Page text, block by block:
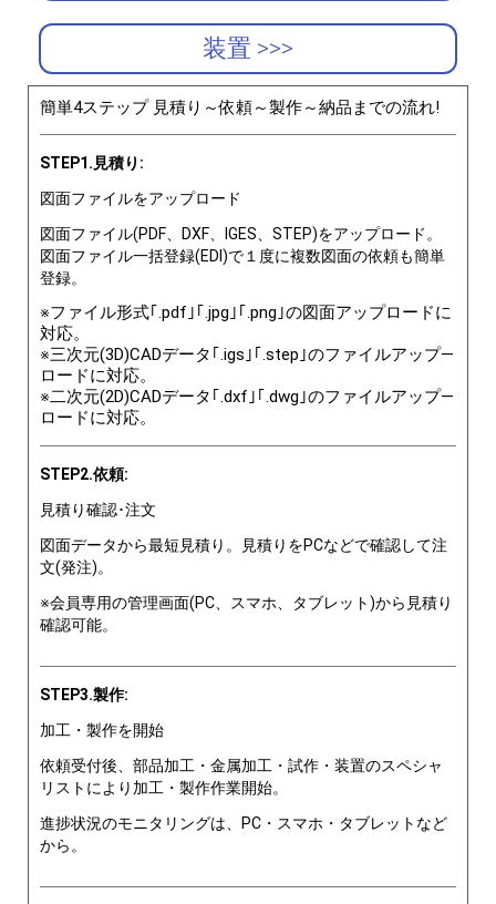
装置 >>>
簡単4ステップ 見積り～依頼～製作～納品までの流れ!
STEP1.見積り:
図面ファイルをアップロード
図面ファイル(PDF、DXF、IGES、STEP)をアップロード。
図面ファイル一括登録(EDI)で１度に複数図面の依頼も簡単
登録。
※ファイル形式｢.pdf｣｢.jpg｣｢.png｣の図面アップロードに
対応。
※三次元(3D)CADデータ｢.igs｣｢.step｣のファイルアップ―
ロードに対応。
※二次元(2D)CADデータ｢.dxf｣｢.dwg｣のファイルアップ―
ロードに対応。
STEP2.依頼:
見積り確認･注文
図面データから最短見積り。見積りをPCなどで確認して注
文(発注)。
※会員専用の管理画面(PC、スマホ、タブレット)から見積り
確認可能。
STEP3.製作:
加工・製作を開始
依頼受付後、部品加工・金属加工・試作・装置のスペシャ
リストにより加工・製作作業開始。
進捗状況のモニタリングは、PC・スマホ・タブレットなど
から。